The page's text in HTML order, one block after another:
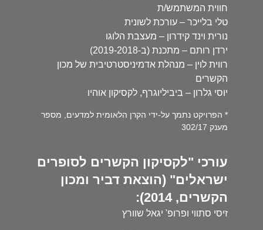
חווית המשתמש/ת
טלי בלייכר – עורכת לשונית
נורית וינד קידרון – מעצבת הלוגו
ירדן רותם – מתכנת (ב-2019-2018)
רווית לוין – מנהלת אדמיניסטרטיבית של מכון
הקשרים
יוסי גלרון – ביביליוגרף, לקסיקון אוהיו
* הפרויקט נתמך על-ידי הקרן הלאומית למדעים, מספר
מענק 302/17
עורכי "לקסיקון הקשרים לסופרים
ישראלים" (הוצאת דביר ומכון
הקשרים, 2014):
זיסי סתווי ופרופ' יגאל שוורץ